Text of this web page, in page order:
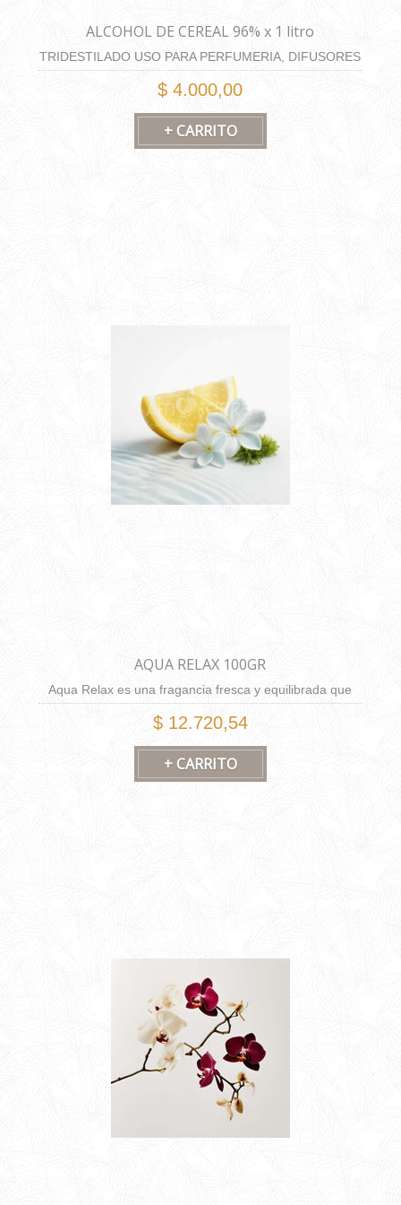
ALCOHOL DE CEREAL 96% x 1 litro
TRIDESTILADO USO PARA PERFUMERIA, DIFUSORES
Y HOME SPRAY
$ 4.000,00
AQUA RELAX 100GR
Aqua Relax es una fragancia fresca y equilibrada que
combina notas cítricas y florales con suaves acordes
musgosos. Su composición evoca calma y serenidad,
transportándote a un estado de relajación absoluta.
$ 12.720,54